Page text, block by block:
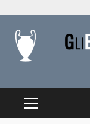
content
PRIMARY